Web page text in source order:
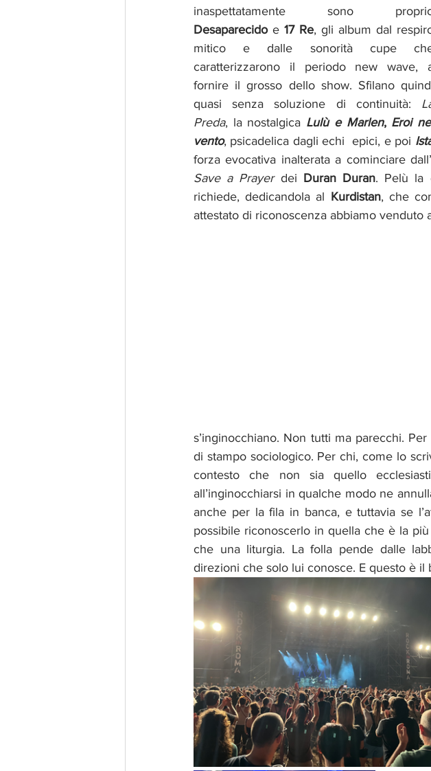
Desaparecido e 17 Re, gli album dal
mitico e dalle sonorità cupe
caratterizzarono il periodo new wave,
fornire il grosso dello show. Sfilano
quasi senza soluzione di continuità:
Preda, la nostalgica Lulù e Marlen, Eroi
vento, psicadelica dagli echi  epici, e poi
Save a Prayer dei Duran Duran. Pelù la
richiede, dedicandola al Kurdistan, che
attestato di riconoscenza abbiamo venduto
s’inginocchiano. Non tutti ma parecchi.
di stampo sociologico. Per chi, come lo
contesto che non sia quello
all’inginocchiarsi in qualche modo ne
anche per la fila in banca, e tuttavia se
possibile riconoscerlo in quella che è la
che una liturgia. La folla pende dalle
direzioni che solo lui conosce. E questo è il